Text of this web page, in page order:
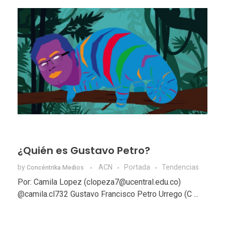
¿Quién es Gustavo Petro?
by Concéntrika Medios ACN Portada Tendencias
Por: Camila Lopez (clopeza7@ucentral.edu.co)
@camila.cl732 Gustavo Francisco Petro Urrego (C ...